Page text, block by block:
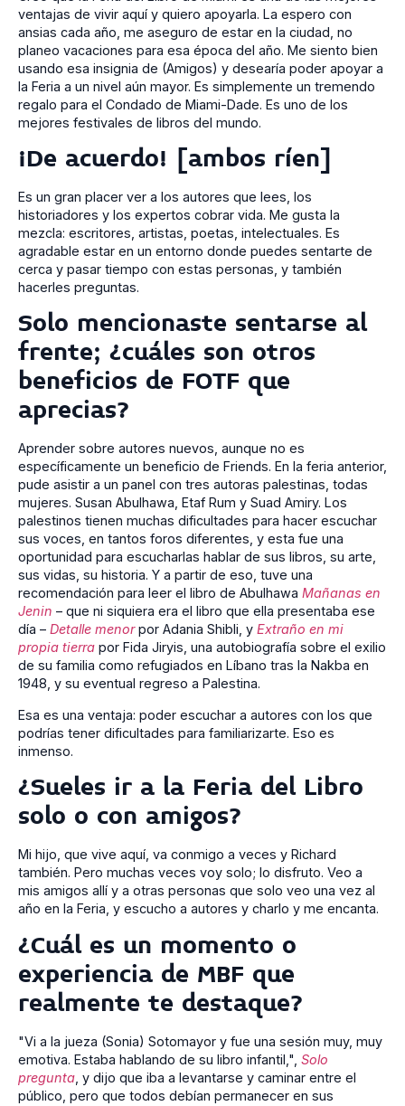
ventajas de vivir aquí y quiero apoyarla. La espero con
ansias cada año, me aseguro de estar en la ciudad, no
planeo vacaciones para esa época del año. Me siento bien
usando esa insignia de (Amigos) y desearía poder apoyar a
la Feria a un nivel aún mayor. Es simplemente un tremendo
regalo para el Condado de Miami-Dade. Es uno de los
mejores festivales de libros del mundo.
¡De acuerdo! [ambos ríen]
Es un gran placer ver a los autores que lees, los
historiadores y los expertos cobrar vida. Me gusta la
mezcla: escritores, artistas, poetas, intelectuales. Es
agradable estar en un entorno donde puedes sentarte de
cerca y pasar tiempo con estas personas, y también
hacerles preguntas.
Solo mencionaste sentarse al
frente; ¿cuáles son otros
beneficios de FOTF que
aprecias?
Aprender sobre autores nuevos, aunque no es
específicamente un beneficio de Friends. En la feria anterior,
pude asistir a un panel con tres autoras palestinas, todas
mujeres. Susan Abulhawa, Etaf Rum y Suad Amiry. Los
palestinos tienen muchas dificultades para hacer escuchar
sus voces, en tantos foros diferentes, y esta fue una
oportunidad para escucharlas hablar de sus libros, su arte,
sus vidas, su historia. Y a partir de eso, tuve una
recomendación para leer el libro de Abulhawa Mañanas en
Jenin – que ni siquiera era el libro que ella presentaba ese
día – Detalle menorpor Adania Shibli, y Extraño en mi
propia tierra por Fida Jiryis, una autobiografía sobre el exilio
de su familia como refugiados en Líbano tras la Nakba en
1948, y su eventual regreso a Palestina.
Esa es una ventaja: poder escuchar a autores con los que
podrías tener dificultades para familiarizarte. Eso es
inmenso.
¿Sueles ir a la Feria del Libro
solo o con amigos?
Mi hijo, que vive aquí, va conmigo a veces y Richard
también. Pero muchas veces voy solo; lo disfruto. Veo a
mis amigos allí y a otras personas que solo veo una vez al
año en la Feria, y escucho a autores y charlo y me encanta.
¿Cuál es un momento o
experiencia de MBF que
realmente te destaque?
"Vi a la jueza (Sonia) Sotomayor y fue una sesión muy, muy
emotiva. Estaba hablando de su libro infantil,", Solo
pregunta , y dijo que iba a levantarse y caminar entre el
público, pero que todos debían permanecer en sus